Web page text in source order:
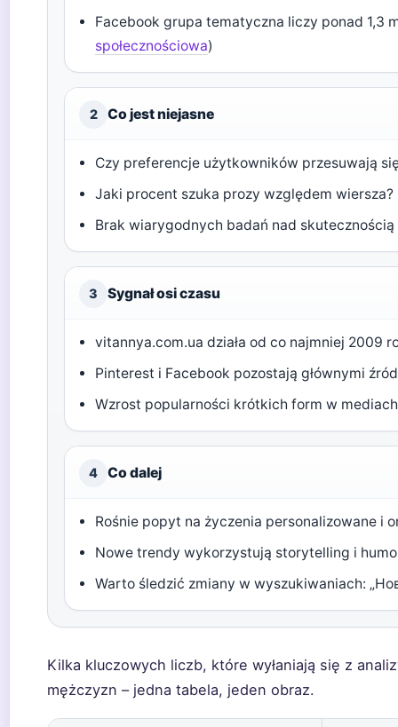
Facebook grupa tematyczna liczy ponad 1,3
społecznościowa)
2 Co jest niejasne
Czy preferencje użytkowników przesuwają
Jaki procent szuka prozy względem wiersza?
Brak wiarygodnych badań nad
3 Sygnał osi czasu
vitannya.com.ua działa od co najmniej 2009
Pinterest i Facebook pozostają głównymi
Wzrost popularności krótkich form w
4 Co dalej
Rośnie popyt na życzenia personalizowane i
Nowe trendy wykorzystują storytelling i
Warto śledzić zmiany w wyszukiwaniach:
Kilka kluczowych liczb, które wyłaniają się z
mężczyzn – jedna tabela, jeden obraz.